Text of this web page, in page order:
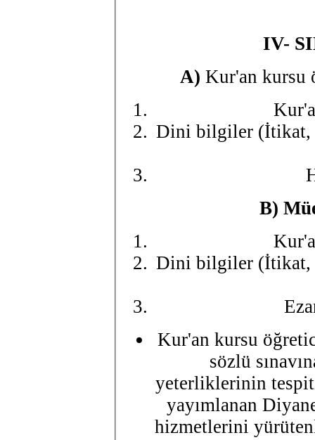
IV-
A) Kur'an kursu
Dini bilgiler (İtikat,
B)
Dini bilgiler (İtikat,
Kur'an kursu
sözlü
yeterliklerinin
yayımlanan
hizmetlerini